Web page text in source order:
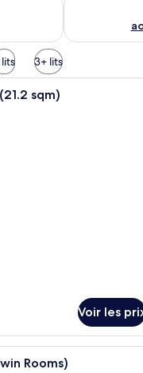
3+ lits
Une chambre d’hôtel avec
sqm)
Voir les
Une chambre d’hôtel aux
Rooms)